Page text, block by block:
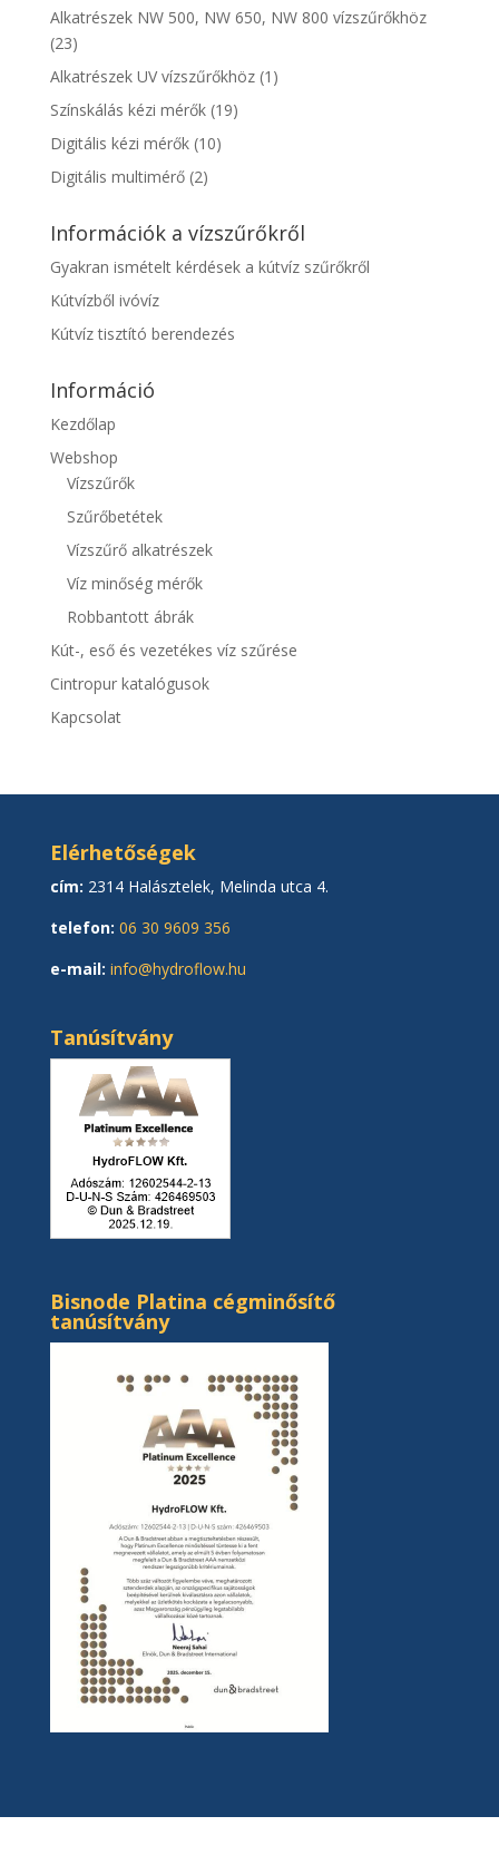
Alkatrészek NW 500, NW 650, NW 800 vízszűrőkhöz
(23)
Alkatrészek UV vízszűrőkhöz (1)
Színskálás kézi mérők (19)
Digitális kézi mérők (10)
Digitális multimérő (2)
Információk a vízszűrőkről
Gyakran ismételt kérdések a kútvíz szűrőkről
Kútvízből ivóvíz
Kútvíz tisztító berendezés
Információ
Kezdőlap
Webshop
Vízszűrők
Szűrőbetétek
Vízszűrő alkatrészek
Víz minőség mérők
Robbantott ábrák
Kút-, eső és vezetékes víz szűrése
Cintropur katalógusok
Kapcsolat
Elérhetőségek
cím: 2314 Halásztelek, Melinda utca 4.
telefon: 06 30 9609 356
e-mail: info@hydroflow.hu
Tanúsítvány
Bisnode Platina cégminősítő
tanúsítvány